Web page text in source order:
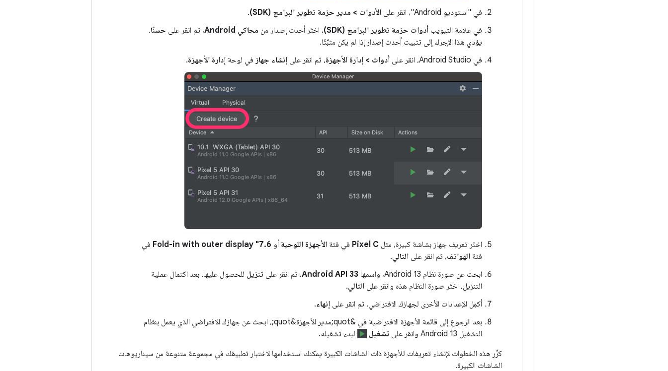
في "استوديو Android"، انقر على
الأدوات > مدير حزمة تطوير البرامج (SDK)
.
في علامة التبويب أدوات حزمة تطوير البرامج (SDK) ، اختَر أحدث إصدار من محاكي Android ، ثم انقر على حسنًا.
يؤدي هذا الإجراء إلى تثبيت أحدث إصدار إذا لم يكن مثبَّتًا.
في Android Studio، انقر على
أدوات > إدارة الأجهزة، ثم انقر على إنشاء جهاز في لوحة إدارة الأجهزة.
اختَر تعريف جهاز بشاشة كبيرة، مثل Pixel C في فئة الأجهزة اللوحية أو 7.6" Fold-in with outer display
في
فئة الهواتف، ثم انقر على التالي.
ابحث عن صورة نظام Android 13، واسمها
Android API 33، ثم انقر على تنزيل للحصول عليها. بعد اكتمال عملية
التنزيل، اختَر صورة النظام هذه وانقر على التالي.
أكمِل الإعدادات الأخرى لجهازك الافتراضي، ثم انقر على إنهاء.
بعد الرجوع إلى قائمة الأجهزة الافتراضية في &quot;مدير الأجهزة&quot;، ابحث عن جهازك الافتراضي الذي يعمل بنظام
التشغيل Android 13 وانقر على
تشغيل
لبدء تشغيله.
كرِّر هذه الخطوات لإنشاء تعريفات للأجهزة ذات الشاشات الكبيرة يمكنك استخدامها لاختبار تطبيقك في مجموعة متنوعة من سيناريوهات
الشاشات الكبيرة.